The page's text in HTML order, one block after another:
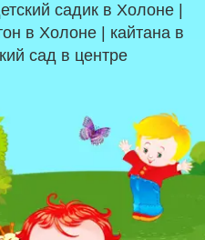
садик в Холоне |
в Холоне | кайтана в
сад в центре